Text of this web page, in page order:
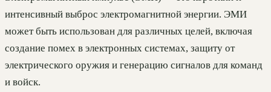
интенсивный выброс электромагнитной энергии. ЭМИ
может быть использован для различных целей, включая
создание помех в электронных системах, защиту от
электрического оружия и генерацию сигналов для команд
и войск.